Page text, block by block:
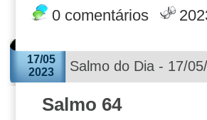
0 comentários
17/05
2023
Salmo do Dia - 17/
Salmo 64